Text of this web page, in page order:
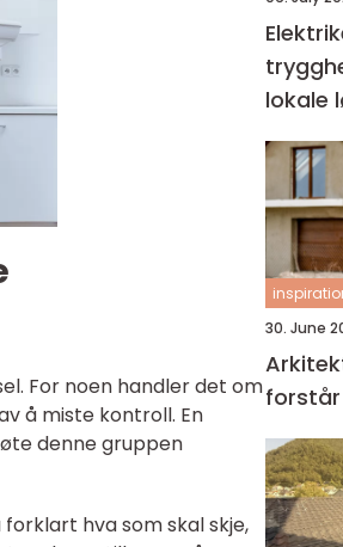
For noen handler det om
å miste kontroll. En
denne gruppen
hva som skal skje,
lokale
30. June